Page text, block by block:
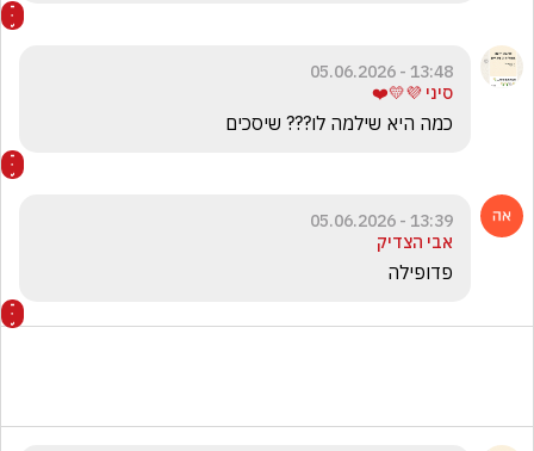
13:48 - 05.06.2026
סיני 💜💛❤️
כמה היא שילמה לו??? שיסכים
13:39 - 05.06.2026
אבי הצדיק
פדופילה